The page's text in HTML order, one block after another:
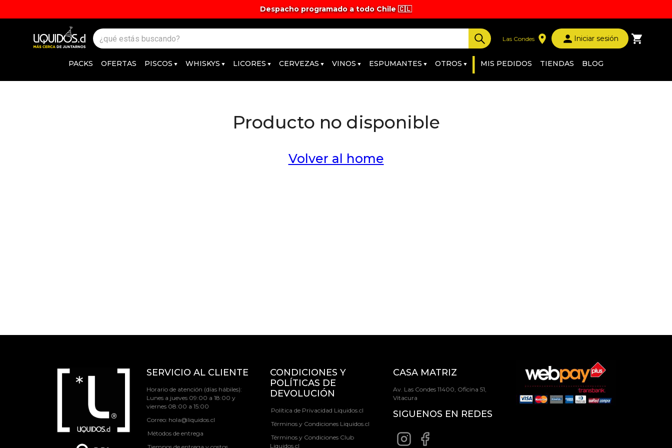
Despacho programado a todo Chile 🇨🇱
Las Condes Iniciar sesión
PACKS OFERTAS PISCOS WHISKYS LICORES CERVEZAS VINOS ESPUMANTES OTROS | MIS PEDIDOS TIENDAS BLOG
Producto no disponible
Volver al home
SERVICIO AL CLIENTE
Horario de atención (días hábiles):
Lunes a jueves 09:00 a 18:00 y
viernes 08:00 a 15:00
Correo: hola@liquidos.cl
Métodos de entrega
CONDICIONES Y
POLÍTICAS DE
DEVOLUCIÓN
Política de Privacidad Liquidos.cl
Términos y Condiciones Liquidos.cl
Términos y Condiciones Club
Liquidos.cl
CASA MATRIZ
Av. Las Condes 11400, Oficina 51,
Vitacura
SIGUENOS EN REDES